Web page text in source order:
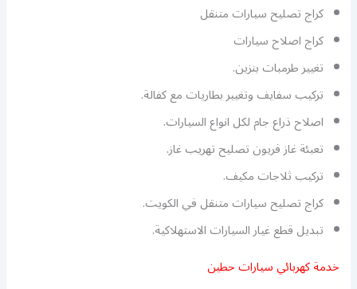
كراج تصليح سيارات متنقل
كراج اصلاح سيارات
تغيير طرمبات بنزين.
تركيب سفايف وتغيير بطاريات مع كفالة.
اصلاح ذراع جام لكل انواع السيارات.
تعبئة غاز فريون تصليح تهريب غاز.
تركيب ثلاجات مكيف.
كراج تصليح سيارات متنقل في الكويت.
تبديل قطع غيار السيارات الاستهلاكية.
خدمة كهربائي سيارات حطين